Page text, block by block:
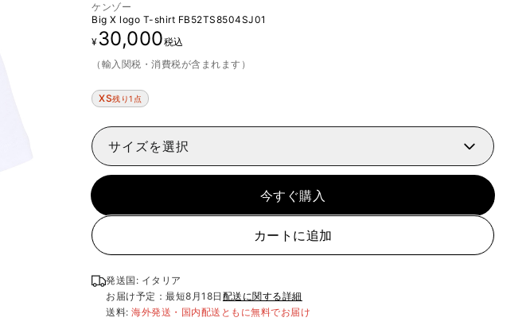
ケンゾー
Big X logo T-shirt FB52TS8504SJ01
¥ 30,000税込
（輸入関税・消費税が含まれます）
XS残り1点
サイズを選択
今すぐ購入
カートに追加
発送国: イタリア
お届け予定：最短8月18日 配送に関する詳細
送料:海外発送・国内配送ともに無料でお届け